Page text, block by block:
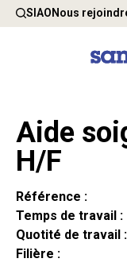
SIAONous
Aide
H/F
Référence :
Temps de travail :
Quotité de travail :
Filière :